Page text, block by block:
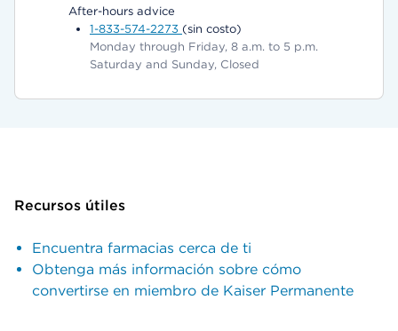
After-hours advice
1-833-574-2273 (sin costo)
Monday through Friday, 8 a.m. to 5 p.m.
Saturday and Sunday, Closed
Recursos útiles
Encuentra farmacias cerca de ti
Obtenga más información sobre cómo
convertirse en miembro de Kaiser Permanente